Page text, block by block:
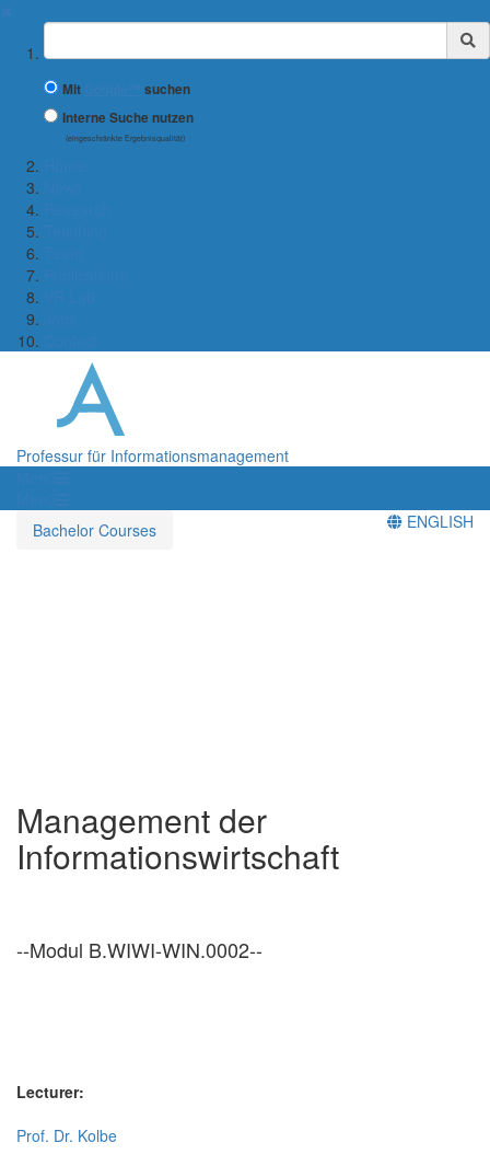
Suchbegriff
Mit
suchen
Interne Suche nutzen
(eingeschränkte Ergebnisqualität)
Professur für Informationsmanagement
Bachelor Courses
ENGLISH
Management der
Informationswirtschaft
--Modul B.WIWI-WIN.0002--
Lecturer:
Prof. Dr. Kolbe